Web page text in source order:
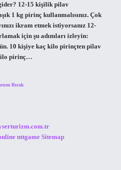
12-15 kişilik pilav
1 kg pirinç kullanmalısınız. Çok
ikram etmek istiyorsanız 12-
için şu adımları izleyin:
10 kişiye kaç kilo pirinçten pilav
pirinç…
Bırak
nttgame Sitemap